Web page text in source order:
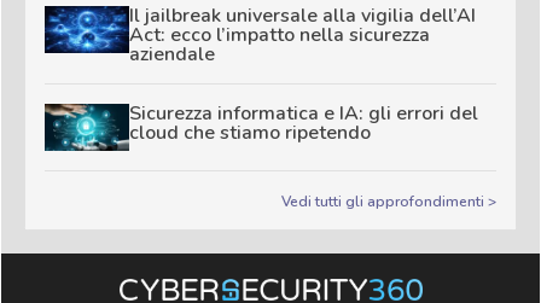
Il jailbreak universale alla vigilia dell’AI
Act: ecco l’impatto nella sicurezza
aziendale
Sicurezza informatica e IA: gli errori del
cloud che stiamo ripetendo
Vedi tutti gli approfondimenti >